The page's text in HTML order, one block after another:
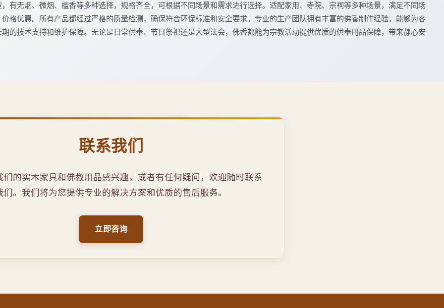
有无烟、微烟、檀香等多种选择，规格齐全，可根据不同场景和需求进行选择。适配家用、寺院、宗祠等多种场景，满足不同场
格优惠。所有产品都经过严格的质量检测，确保符合环保标准和安全要求。专业的生产团队拥有丰富的佛香制作经验，能够为客
的技术支持和维护保障。无论是日常供奉、节日祭祀还是大型法会，佛香都能为宗教活动提供优质的供奉用品保障，带来静心安
联系我们
们的实木家具和佛教用品感兴趣，或者有任何疑问，欢迎随时联系
们。我们将为您提供专业的解决方案和优质的售后服务。
立即咨询